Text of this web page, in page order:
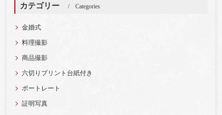
カテゴリー Categories
金婚式
料理撮影
商品撮影
六切りプリント台紙付き
ポートレート
証明写真